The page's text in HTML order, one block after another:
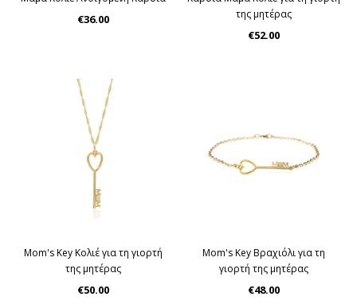
€36.00
της μητέρας
€52.00
Mom's Key Kολιέ για τη γιορτή
της μητέρας
€50.00
Mom's Key Βραχιόλι για τη
γιορτή της μητέρας
€48.00